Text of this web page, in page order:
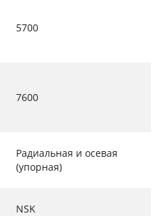
5700
7600
Радиальная и осевая
(упорная)
NSK